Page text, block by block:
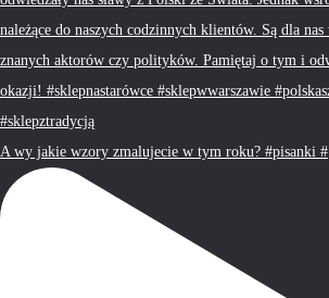
A wy jakie wzory zmalujecie w tym roku? #pisanki #